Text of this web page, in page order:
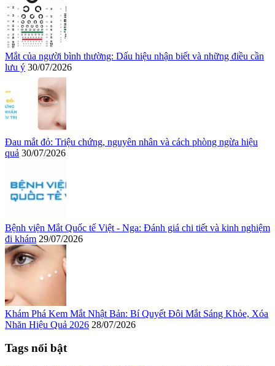
Mắt của người bình thường: Dấu hiệu nhận biết và những điều cần
lưu ý 30/07/2026
Đau mắt đỏ: Triệu chứng, nguyên nhân và cách phòng ngừa hiệu
quả 30/07/2026
Bệnh viện Mắt Quốc tế Việt - Nga: Đánh giá chi tiết và kinh nghiệm
đi khám 29/07/2026
Khám Phá Kem Mắt Nhật Bản: Bí Quyết Đôi Mắt Sáng Khỏe, Xóa
Nhăn Hiệu Quả 2026 28/07/2026
Tags nổi bật